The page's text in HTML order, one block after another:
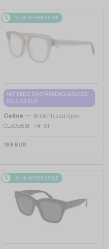
2-4 WERKTAGE
MIT EINER EINSTÄRKENGLASLINSE
PLUS 65 EUR
Celine — Brillenfassungen
CL50086I - 74 - 51
196 EUR
2-4 WERKTAGE